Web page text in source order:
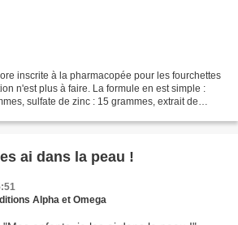
inscrite à la pharmacopée pour les fourchettes
n'est plus à faire. La formule en est simple :
sulfate de zinc : 15 grammes, extrait de
ai dans la peau !
Alpha et Omega